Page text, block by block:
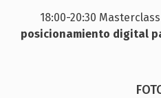
18:00-20:30 Masterclass
posicionamiento digital